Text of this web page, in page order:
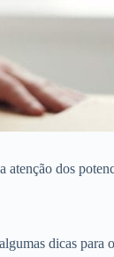
dos
dicas para